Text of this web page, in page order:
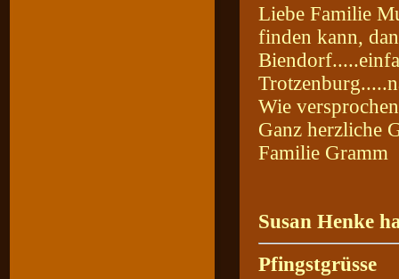
Liebe Familie
finden kann,
Wie
Ganz herzliche
Familie Gramm
Susan Henke
Pfingstgrüsse